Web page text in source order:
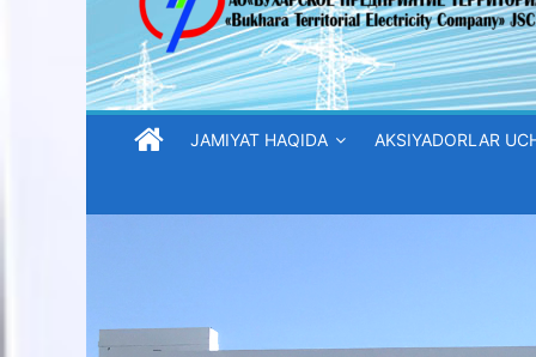
hududiy
elektr
tarmoqlari
korxonasi”
“Buxoro
JAMIYAT HAQIDA AKSIYADORLAR